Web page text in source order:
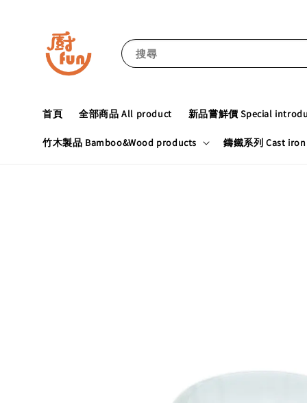
搜尋
首頁 全部商品 All product 新品嘗鮮價 Special
竹木製品 Bamboo&Wood products 鑄鐵系列 Cast